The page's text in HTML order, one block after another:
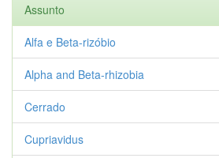
Assunto
Alfa e Beta-rizóbio
Alpha and Beta-rhizobia
Cerrado
Cupriavidus